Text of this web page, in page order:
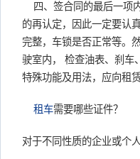
四、签合同的最后一项
的再认定，因此一定要认
完整，车锁是否正常等。
驶室内， 检查油表、刹车
特殊功能及用法，应向租
租车需要哪些证件？
对于不同性质的企业或个